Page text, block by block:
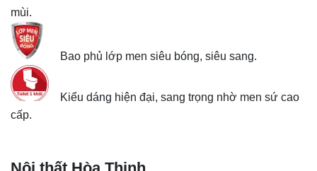
mùi.
Bao phủ lớp men siêu bóng, siêu sang.
Kiểu dáng hiện đại, sang trọng nhờ men sứ cao
cấp.